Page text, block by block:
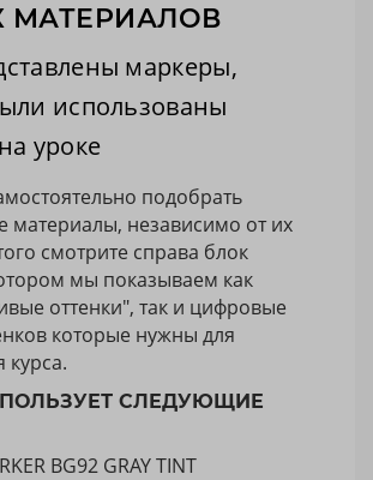
МАТЕРИАЛОВ
маркеры,
использованы
уроке
подобрать
материалы, независимо от их
смотрите справа блок
мы показываем как
оттенки", так и цифровые
которые нужны для
СЛЕДУЮЩИЕ
BG92 GRAY TINT